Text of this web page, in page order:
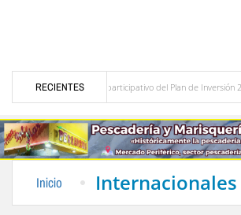
RECIENTES
participativo del Plan de Inversión 2027
Inicio Internacionales